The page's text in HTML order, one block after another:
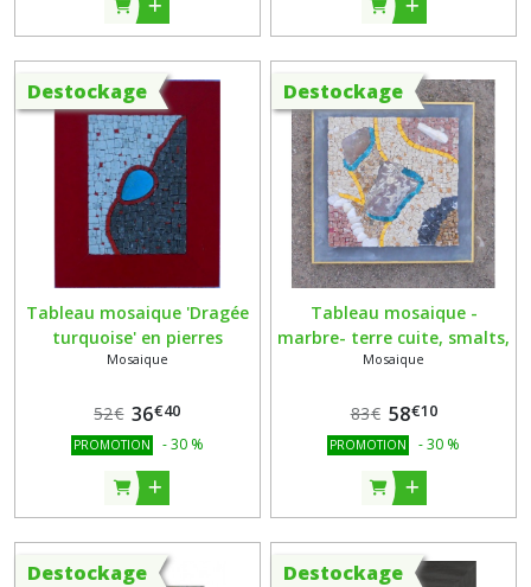
Destockage
Tableau mosaique 'Dragée
turquoise' en pierres
naturelles, galet coloré sur
Mosaique
52€ 36€40
PROMOTION -30 %
Destockage
Tableau mosaique -
marbre- terre cuite, smalts,
verre artisanal Albertini,
Mosaique
83€ 58€10
PROMOTION -30 %
Destockage Destockage